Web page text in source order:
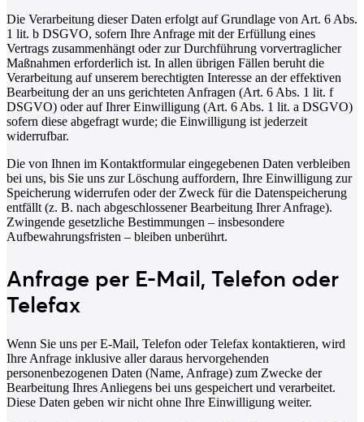
Die Verarbeitung dieser Daten erfolgt auf Grundlage von Art. 6 Abs.
1 lit. b DSGVO, sofern Ihre Anfrage mit der Erfüllung eines
Vertrags zusammenhängt oder zur Durchführung vorvertraglicher
Maßnahmen erforderlich ist. In allen übrigen Fällen beruht die
Verarbeitung auf unserem berechtigten Interesse an der effektiven
Bearbeitung der an uns gerichteten Anfragen (Art. 6 Abs. 1 lit. f
DSGVO) oder auf Ihrer Einwilligung (Art. 6 Abs. 1 lit. a DSGVO)
sofern diese abgefragt wurde; die Einwilligung ist jederzeit
widerrufbar.
Die von Ihnen im Kontaktformular eingegebenen Daten verbleiben
bei uns, bis Sie uns zur Löschung auffordern, Ihre Einwilligung zur
Speicherung widerrufen oder der Zweck für die Datenspeicherung
entfällt (z. B. nach abgeschlossener Bearbeitung Ihrer Anfrage).
Zwingende gesetzliche Bestimmungen – insbesondere
Aufbewahrungsfristen – bleiben unberührt.
Anfrage per E-Mail, Telefon oder
Telefax
Wenn Sie uns per E-Mail, Telefon oder Telefax kontaktieren, wird
Ihre Anfrage inklusive aller daraus hervorgehenden
personenbezogenen Daten (Name, Anfrage) zum Zwecke der
Bearbeitung Ihres Anliegens bei uns gespeichert und verarbeitet.
Diese Daten geben wir nicht ohne Ihre Einwilligung weiter.